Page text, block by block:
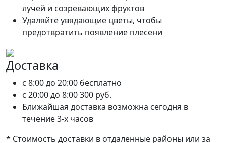
лучей и созревающих фруктов
Удаляйте увядающие цветы, чтобы
предотвратить появление плесени
Доставка
c 8:00 до 20:00 бесплатно
c 20:00 до 8:00300 руб.
Ближайшая доставка возможна сегодня в
течение 3-х часов
* Стоимость доставки в отдаленные районы или за